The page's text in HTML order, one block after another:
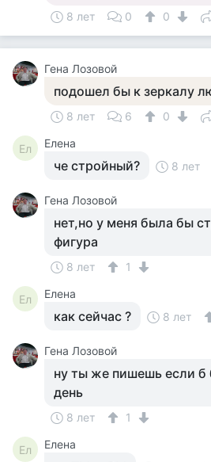
8 лет 0 0
Гена Лозовой
подошел бы к зеркалу
8 лет 6 0
Ел Елена
че стройный? 8 лет
Гена Лозовой
нет,но у меня была бы
фигура
8 лет 1
Ел Елена
как сейчас ? 8 лет
Гена Лозовой
ну ты же пишешь если
день
8 лет 1
Ел Елена